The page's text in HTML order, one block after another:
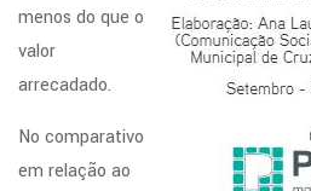
menos do que o
valor
arrecadado.
No comparativo
em relação ao